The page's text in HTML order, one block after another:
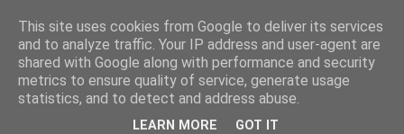
This site uses cookies from Google to deliver its services
and to analyze traffic. Your IP address and user-agent are
shared with Google along with performance and security
metrics to ensure quality of service, generate usage
statistics, and to detect and address abuse.
LEARN MORE GOT IT